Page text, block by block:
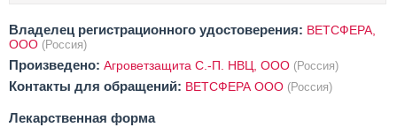
Владелец регистрационного удостоверения: ВЕТСФЕРА,
ООО (Россия)
Произведено: Агроветзащита С.-П. НВЦ, ООО (Россия)
Контакты для обращений: ВЕТСФЕРА ООО (Россия)
Лекарственная форма